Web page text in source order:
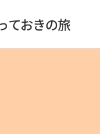
ておきの旅